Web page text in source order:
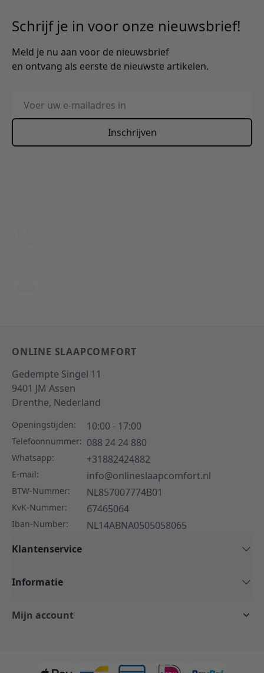
Schrijf je in voor onze nieuwsbrief!
Meld je nu aan voor de nieuwsbrief
en ontvang als eerste de nieuwste artikelen.
E-mailadres
Inschrijven
ONLINE SLAAPCOMFORT
Gedempte Singel 11
9401 JM Assen
Drenthe, Nederland
Openingstijden: 10:00 - 17:00
Telefoonnummer: 088 24 24 880
Whatsapp: +31882424882
E-mail: info@onlineslaapcomfort.nl
BTW-Nummer: NL857007774B01
KvK-Nummer: 67465064
Iban-Number:
NL14ABNA0505058065
Klantenservice
Informatie
Mijn account